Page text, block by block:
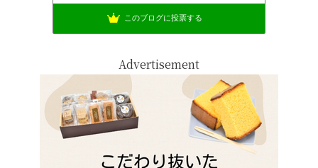
このブログに投票する
Advertisement